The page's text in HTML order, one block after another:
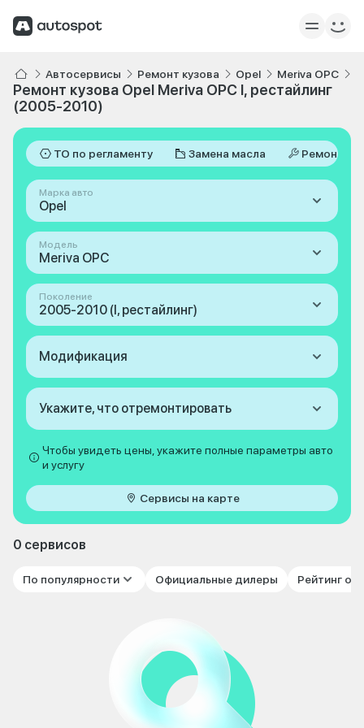
Автосервисы Ремонт кузова Opel Meriva OPC
Ремонт кузова Opel Meriva OPC I, рестайлинг
(2005-2010)
ТО по регламенту Замена масла Ремонт
Марка авто
Opel
Модель
Meriva OPC
Поколение
2005-2010 (I, рестайлинг)
Модификация
Укажите, что отремонтировать
Чтобы увидеть цены, укажите полные параметры авто
и услугу
Сервисы на карте
0 сервисов
По популярности Официальные дилеры Рейтинг